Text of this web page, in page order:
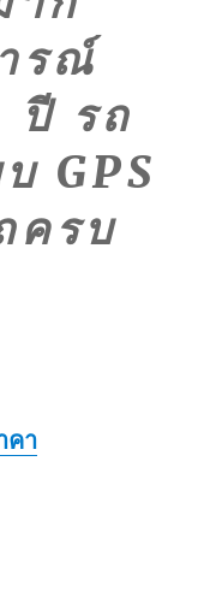
รณ์
ปี รถ
GPS
ครบ
คา